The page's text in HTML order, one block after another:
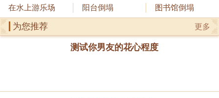
在水上游乐场 阳台倒塌 图书馆倒塌
更多
为您推荐
测试你男友的花心程度